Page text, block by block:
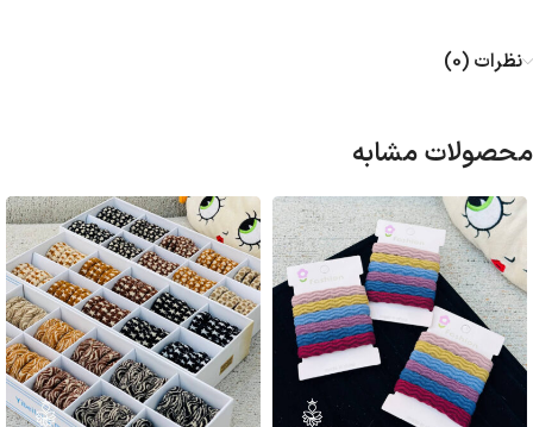
نظرات (0)
محصولات مشابه